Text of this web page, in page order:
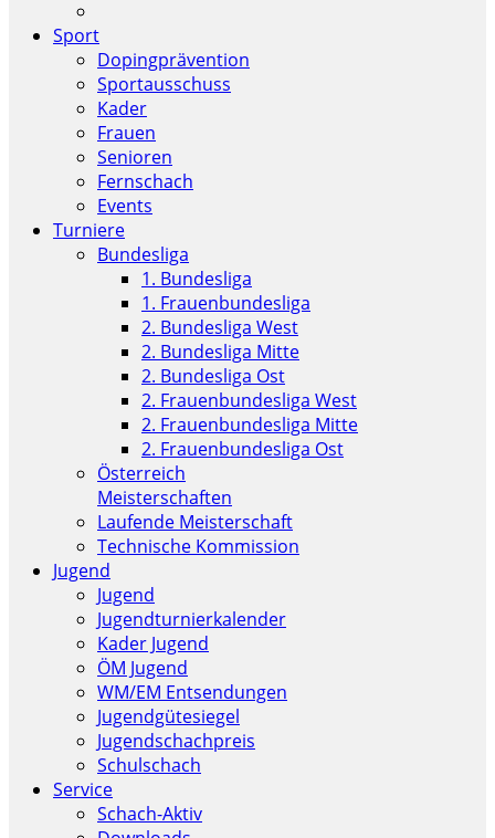
Sport
Dopingprävention
Sportausschuss
Kader
Frauen
Senioren
Fernschach
Events
Turniere
Bundesliga
1. Bundesliga
1. Frauenbundesliga
2. Bundesliga West
2. Bundesliga Mitte
2. Bundesliga Ost
2. Frauenbundesliga West
2. Frauenbundesliga Mitte
2. Frauenbundesliga Ost
Österreich
Meisterschaften
Laufende Meisterschaft
Technische Kommission
Jugend
Jugend
Jugendturnierkalender
Kader Jugend
ÖM Jugend
WM/EM Entsendungen
Jugendgütesiegel
Jugendschachpreis
Schulschach
Service
Schach-Aktiv